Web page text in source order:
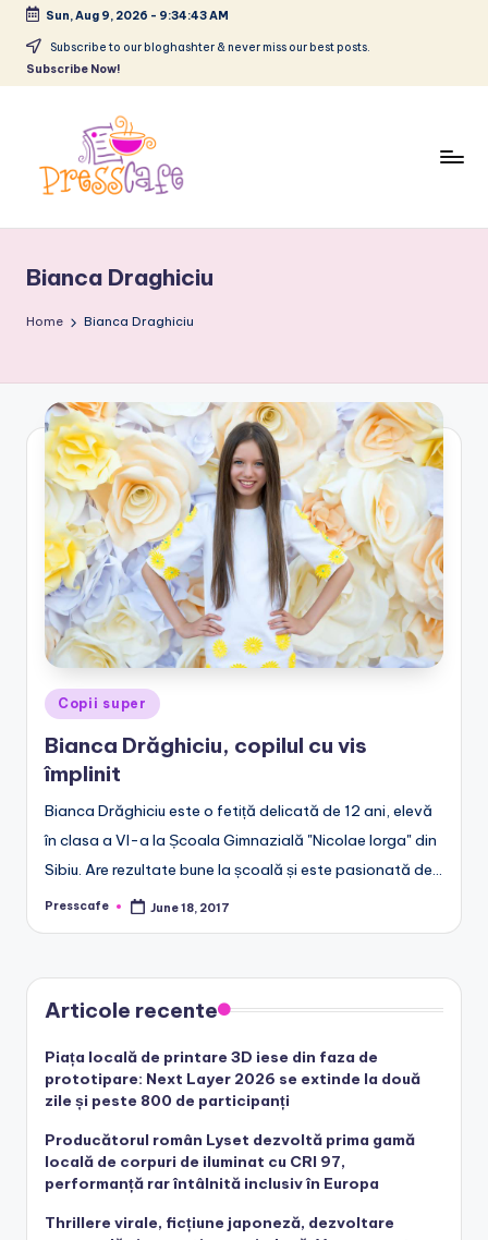
Skip
Sun, Aug 9, 2026 - 9:34:44 AM
Subscribe to our bloghashter & never miss our best posts.
Subscribe Now!
e
s
c
a
f
e
.
r
o
urbane
Bianca Draghiciu
Home Bianca Draghiciu
Posted
Copii super
Bianca Drăghiciu, copilul cu vis
împlinit
Bianca Drăghiciu este o fetiță delicată de 12 ani, elevă
în clasa a VI-a la Școala Gimnazială "Nicolae Iorga" din
Sibiu. Are rezultate bune la școală și este pasionată de…
Posted
Presscafe June 18, 2017
Articole recente
Piața locală de printare 3D iese din faza de
prototipare: Next Layer 2026 se extinde la două
zile și peste 800 de participanți
Producătorul român Lyset dezvoltă prima gamă
locală de corpuri de iluminat cu CRI 97,
performanță rar întâlnită inclusiv în Europa
Thrillere virale, ficțiune japoneză, dezvoltare